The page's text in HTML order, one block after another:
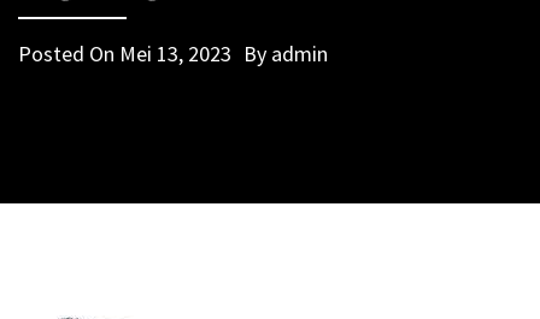
Posted On Mei 13, 2023 By admin